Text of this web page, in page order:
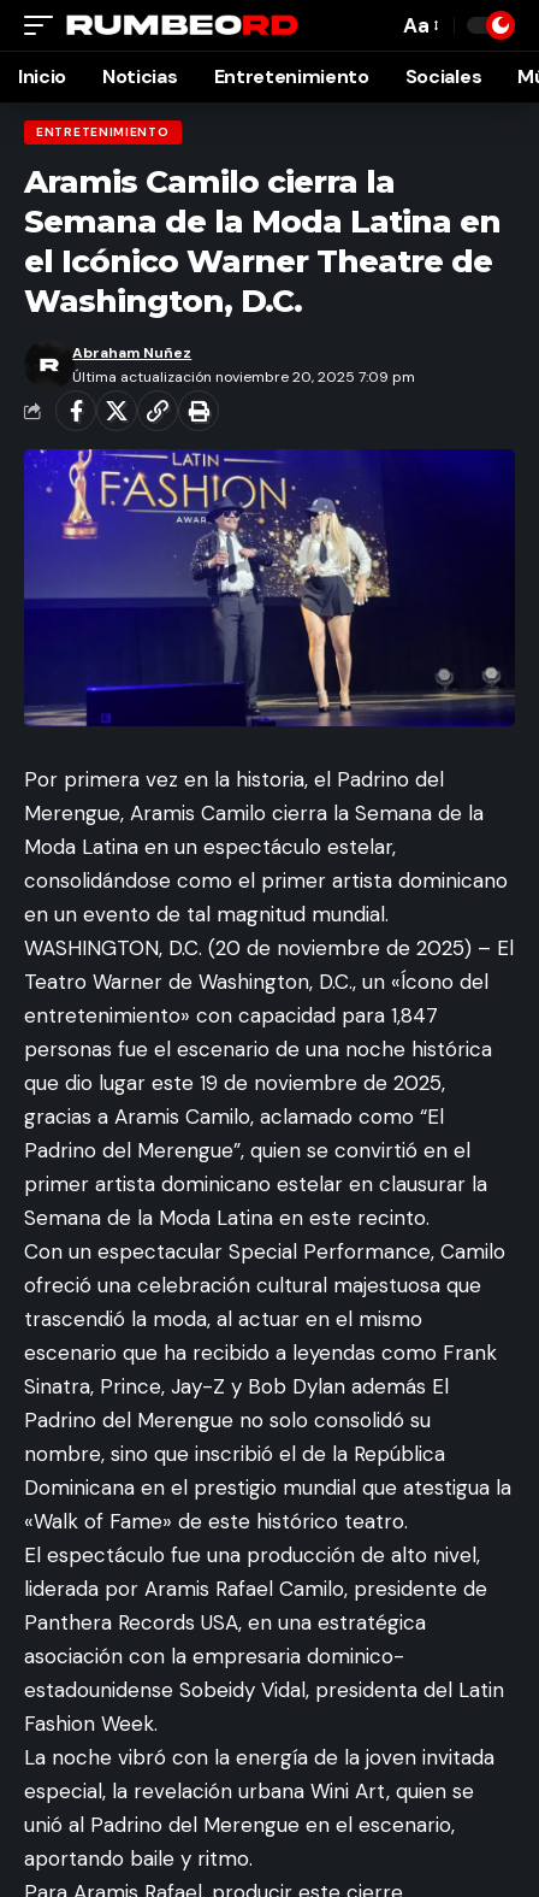
Font
Resizer
Aa
Inicio Noticias Entretenimiento Sociales
ENTRETENIMIENTO
Aramis Camilo cierra la
Semana de la Moda Latina en
el Icónico Warner Theatre de
Washington, D.C.
Última actualización noviembre 20, 2025 7:09 pm
Abraham Nuñez
Por primera vez en la historia, el Padrino del
Merengue, Aramis Camilo cierra la Semana de la
Moda Latina en un espectáculo estelar,
consolidándose como el primer artista dominicano
en un evento de tal magnitud mundial.
WASHINGTON, D.C. (20 de noviembre de 2025) – El
Teatro Warner de Washington, D.C., un «Ícono del
entretenimiento» con capacidad para 1,847
personas fue el escenario de una noche histórica
que dio lugar este 19 de noviembre de 2025,
gracias a Aramis Camilo, aclamado como “El
Padrino del Merengue”, quien se convirtió en el
primer artista dominicano estelar en clausurar la
Semana de la Moda Latina en este recinto.
Con un espectacular Special Performance, Camilo
ofreció una celebración cultural majestuosa que
trascendió la moda, al actuar en el mismo
escenario que ha recibido a leyendas como Frank
Sinatra, Prince, Jay-Z y Bob Dylan además El
Padrino del Merengue no solo consolidó su
nombre, sino que inscribió el de la República
Dominicana en el prestigio mundial que atestigua la
«Walk of Fame» de este histórico teatro.
El espectáculo fue una producción de alto nivel,
liderada por Aramis Rafael Camilo, presidente de
Panthera Records USA, en una estratégica
asociación con la empresaria dominico-
estadounidense Sobeidy Vidal, presidenta del Latin
Fashion Week.
La noche vibró con la energía de la joven invitada
especial, la revelación urbana Wini Art, quien se
unió al Padrino del Merengue en el escenario,
aportando baile y ritmo.